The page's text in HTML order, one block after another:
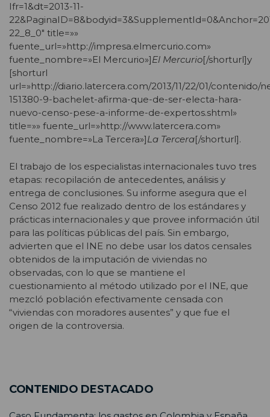
Ifr=1&dt=2013-11-
22_8_0″ title=»»
fuente_url=»http://impresa.elmercurio.com»
fuente_nombre=»El Mercurio»]El Mercurio[/shorturl]y
[shorturl
url=»http://diario.latercera.com/2013/11/22/01/contenido/
151380-9-bachelet-afirma-que-de-ser-electa-hara-
nuevo-censo-pese-a-informe-de-expertos.shtml»
title=»» fuente_url=»http://www.latercera.com»
fuente_nombre=»La Tercera»]La Tercera[/shorturl].
El trabajo de los especialistas internacionales tuvo tres
etapas: recopilación de antecedentes, análisis y
entrega de conclusiones. Su informe asegura que el
Censo 2012 fue realizado dentro de los estándares y
prácticas internacionales y que provee información útil
para las políticas públicas del país. Sin embargo,
advierten que el INE no debe usar los datos censales
obtenidos de la imputación de viviendas no
observadas, con lo que se mantiene el
cuestionamiento al método utilizado por el INE, que
mezcló población efectivamente censada con
“viviendas con moradores ausentes” y que fue el
origen de la controversia.
CONTENIDO DESTACADO